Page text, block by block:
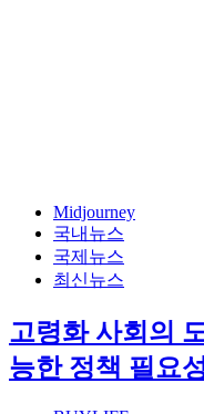
Midjourney
국내뉴스
국제뉴스
최신뉴스
고령화 사회의
능한 정책 필요